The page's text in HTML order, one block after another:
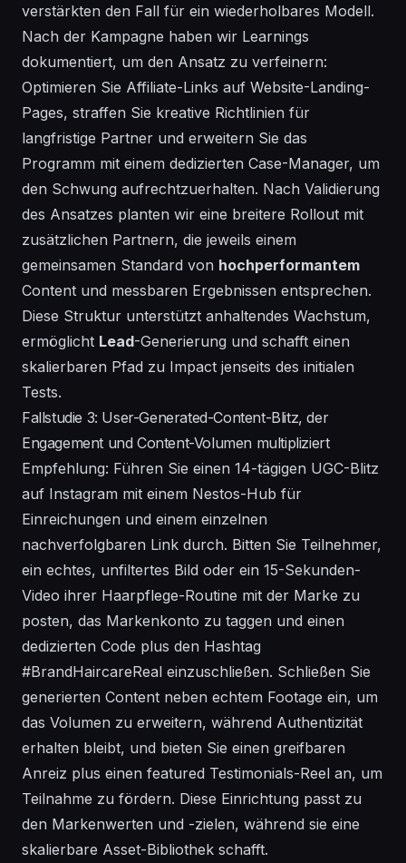
verstärkten den Fall für ein wiederholbares Modell.
Nach der Kampagne haben wir Learnings
dokumentiert, um den Ansatz zu verfeinern:
Optimieren Sie Affiliate-Links auf Website-Landing-
Pages, straffen Sie kreative Richtlinien für
langfristige Partner und erweitern Sie das
Programm mit einem dedizierten Case-Manager, um
den Schwung aufrechtzuerhalten. Nach Validierung
des Ansatzes planten wir eine breitere Rollout mit
zusätzlichen Partnern, die jeweils einem
gemeinsamen Standard von hochperformantem
Content und messbaren Ergebnissen entsprechen.
Diese Struktur unterstützt anhaltendes Wachstum,
ermöglicht Lead-Generierung und schafft einen
skalierbaren Pfad zu Impact jenseits des initialen
Tests.
Fallstudie 3: User-Generated-Content-Blitz, der
Engagement und Content-Volumen multipliziert
Empfehlung: Führen Sie einen 14-tägigen UGC-Blitz
auf Instagram mit einem Nestos-Hub für
Einreichungen und einem einzelnen
nachverfolgbaren Link durch. Bitten Sie Teilnehmer,
ein echtes, unfiltertes Bild oder ein 15-Sekunden-
Video ihrer Haarpflege-Routine mit der Marke zu
posten, das Markenkonto zu taggen und einen
dedizierten Code plus den Hashtag
#BrandHaircareReal einzuschließen. Schließen Sie
generierten Content neben echtem Footage ein, um
das Volumen zu erweitern, während Authentizität
erhalten bleibt, und bieten Sie einen greifbaren
Anreiz plus einen featured Testimonials-Reel an, um
Teilnahme zu fördern. Diese Einrichtung passt zu
den Markenwerten und -zielen, während sie eine
skalierbare Asset-Bibliothek schafft.